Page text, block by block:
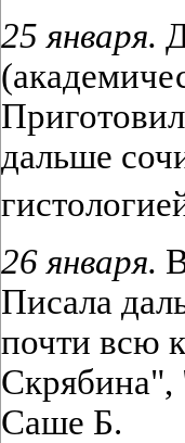
25 января.
дальше
26 января.
Писала
почти всю
Саше Б.